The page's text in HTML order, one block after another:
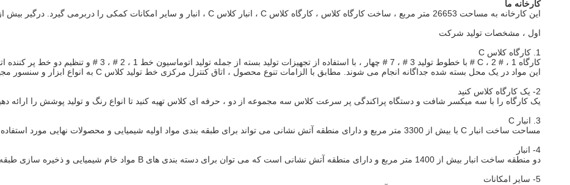
کارخانه ما
این کارخانه به مساحت 26653 متر مربع ، ساخت کارگاه کلاس ، کارگاه کلاس C ، انبار کلاس C ، انبار و سایر امکانات کمکی را دربرمی گیرد.
درگیر بیش از 100 نوع گونه شیمیایی.
اول ، مشخصات تولید شرکت
1. کارگاه کلاس C
کارگاه C ، 2 # ، 1 # با خطوط تولید 3 # ، 7 # چهار ، با استفاده از تجهیزات تولید بسته از جمله تولید اتوماسیون خط 1 ، 2 # ، 3 # و تنظیم دو خط پر کننده اتوماتیک کاملاً اتوماتیک ، مشخصات پر کننده از 1L ~ 25L قوطی.
این مواد در یک محل بسته شده جداگانه انجام می شوند.
مطابق با الزامات تنوع محصول ، اتاق کنترل مرکزی خط تولید کلاس C به انواع ابزار و سنسور مجهز شده است تا تعدد سیستم های کنترل را تشکیل دهد.
2- یک کارگاه کلاس کنید
یک کارگاه را با سه میکسر شافت و دستگاه پراکندگی پر سرعت کلاس سه مجموعه از دو ، حرفه ای کلاس تهیه کنید تا انواع رنگ و تولید پوشش را ارائه
3. انبار C
مساحت ساخت انبار C با بیش از 3300 متر مربع و دارای منطقه آتش نشانی می تواند برای طبقه بندی مواد اولیه شیمیایی و محصولات نهایی مورد استفاده قرار گیرد.
4- انبار
دو منطقه ساخت انبار بیش از 1400 متر مربع و دارای منطقه آتش نشانی است که می توان برای دسته بندی های B مواد خام شیمیایی و ذخیره سازی طبقه بندی شده محصولات نهایی استفاده کرد.
5- سایر امکانات